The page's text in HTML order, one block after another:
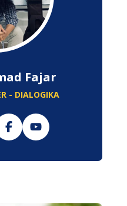
Fajar
- DIALOGIKA